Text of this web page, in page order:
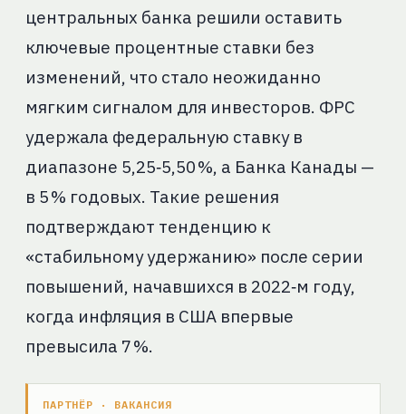
центральных банка решили оставить
ключевые процентные ставки без
изменений, что стало неожиданно
мягким сигналом для инвесторов. ФРС
удержала федеральную ставку в
диапазоне 5,25‑5,50 %, а Банка Канады —
в 5 % годовых. Такие решения
подтверждают тенденцию к
«стабильному удержанию» после серии
повышений, начавшихся в 2022‑м году,
когда инфляция в США впервые
превысила 7 %.
ПАРТНЁР · ВАКАНСИЯ